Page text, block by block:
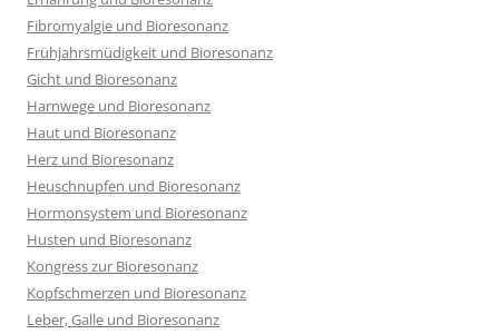
Fibromyalgie und Bioresonanz
Frühjahrsmüdigkeit und Bioresonanz
Gicht und Bioresonanz
Harnwege und Bioresonanz
Haut und Bioresonanz
Herz und Bioresonanz
Heuschnupfen und Bioresonanz
Hormonsystem und Bioresonanz
Husten und Bioresonanz
Kongress zur Bioresonanz
Kopfschmerzen und Bioresonanz
Leber, Galle und Bioresonanz